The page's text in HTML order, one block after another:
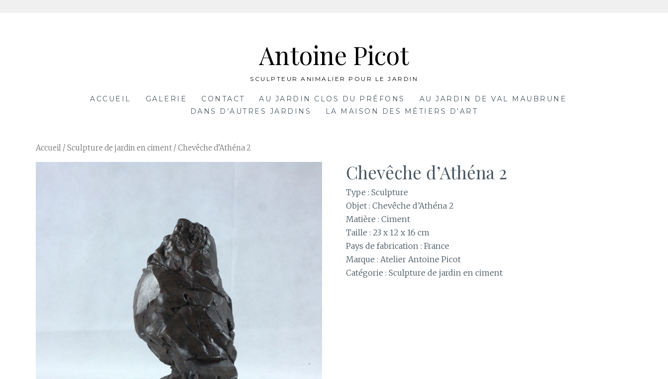
Antoine Picot
SCULPTEUR ANIMALIER POUR LE JARDIN
ACCUEIL GALERIE CONTACT AU JARDIN CLOS DU PRÉFONS
AU JARDIN DE VAL MAUBRUNE
DANS D’AUTRES JARDINS
LA MAISON DES MÉTIERS D’ART
Accueil / Sculpture de jardin en ciment / Chevêche d’Athéna 2
Chevêche d’Athéna 2
Type : Sculpture
Objet : Chevêche d’Athéna 2
Matière : Ciment
Taille : 23 x 12 x 16 cm
Pays de fabrication : France
Marque : Atelier Antoine Picot
Catégorie : Sculpture de jardin en ciment